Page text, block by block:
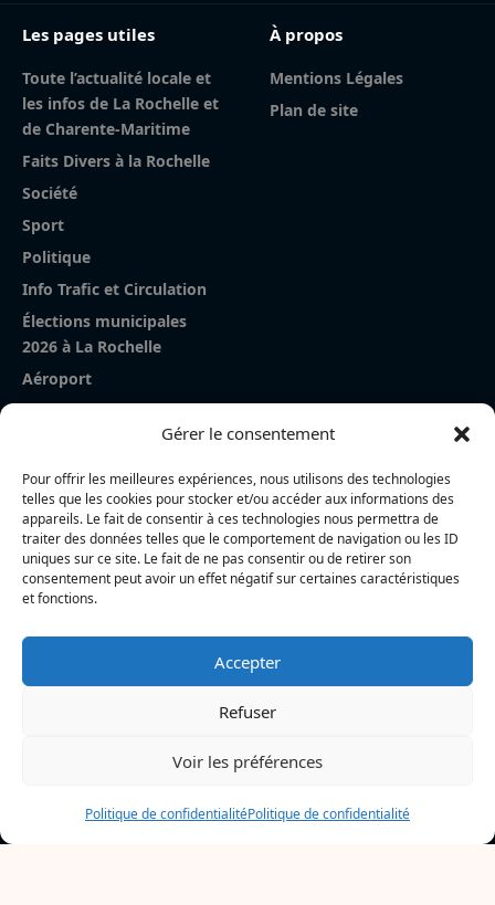
Gérer le consentement
Pour offrir les meilleures expériences, nous utilisons des technologies
telles que les cookies pour stocker et/ou accéder aux informations des
appareils. Le fait de consentir à ces technologies nous permettra de
traiter des données telles que le comportement de navigation ou les ID
uniques sur ce site. Le fait de ne pas consentir ou de retirer son
consentement peut avoir un effet négatif sur certaines caractéristiques
et fonctions.
Accepter
Refuser
Voir les préférences
Politique de confidentialitéPolitique de confidentialité
Les pages utiles
Toute l’actualité locale et
les infos de La Rochelle et
de Charente-Maritime
Faits Divers à la Rochelle
Société
Sport
Politique
Info Trafic et Circulation
Élections municipales
2026 à La Rochelle
Aéroport
À propos
Mentions Légales
Plan de site
Nos derniers articles
Incendie à la gare de La Rochelle : près de 20 m² de
toiture brûlés, l’origine accidentelle privilégiée
Nina Métayer : « Voir mes boulangeries à La Rochelle
et mon salon de thé à l’île de Ré, c’est un rêve qui se
réalise »
« Cette catastrophe peut arriver n’importe où » : La
Rochelle et son agglomération viennent en aide à la
Gironde
L’actualité locale en continu à La Rochelle et en Charente-